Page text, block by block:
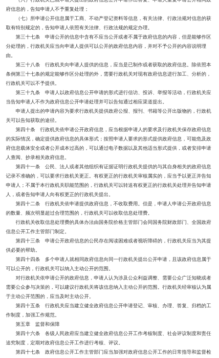
府信息的，告知申请人不予重复处理；
（七）所申请公开信息属于工商、不动产登记资料等信息，有关法律、行政法规对信息的获
取有特别规定的，告知申请人依照有关法律、行政法规的规定办理。
第三十七条 申请公开的信息中含有不应当公开或者不属于政府信息的内容，但是能够作区
分处理的，行政机关应当向申请人提供可以公开的政府信息内容，并对不予公开的内容说明理
由。
第三十八条 行政机关向申请人提供的信息，应当是已制作或者获取的政府信息。除依照本
条例第三十七条的规定能够作区分处理的外，需要行政机关对现有政府信息进行加工、分析的，
行政机关可以不予提供。
第三十九条 申请人以政府信息公开申请的形式进行信访、投诉、举报等活动，行政机关应
当告知申请人不作为政府信息公开申请处理并可以告知通过相应渠道提出。
申请人提出的申请内容为要求行政机关提供政府公报、报刊、书籍等公开出版物的，行政机
关可以告知获取的途径。
第四十条 行政机关依申请公开政府信息，应当根据申请人的要求及行政机关保存政府信息
的实际情况，确定提供政府信息的具体形式；按照申请人要求的形式提供政府信息，可能危及政
府信息载体安全或者公开成本过高的，可以通过电子数据以及其他适当形式提供，或者安排申请
人查阅、抄录相关政府信息。
第四十一条 公民、法人或者其他组织有证据证明行政机关提供的与其自身相关的政府信息
记录不准确的，可以要求行政机关更正。有权更正的行政机关审核属实的，应当予以更正并告知
申请人；不属于本行政机关职能范围的，行政机关可以转送有权更正的行政机关处理并告知申请
人，或者告知申请人向有权更正的行政机关提出。
第四十二条 行政机关依申请提供政府信息，不收取费用。但是，申请人申请公开政府信息
的数量、频次明显超过合理范围的，行政机关可以收取信息处理费。
行政机关收取信息处理费的具体办法由国务院价格主管部门会同国务院财政部门、全国政府
信息公开工作主管部门制定。
第四十三条 申请公开政府信息的公民存在阅读困难或者视听障碍的，行政机关应当为其提
供必要的帮助。
第四十四条 多个申请人就相同政府信息向同一行政机关提出公开申请，且该政府信息属于
可以公开的，行政机关可以纳入主动公开的范围。
对行政机关依申请公开的政府信息，申请人认为涉及公众利益调整、需要公众广泛知晓或者
需要公众参与决策的，可以建议行政机关将该信息纳入主动公开的范围。行政机关经审核认为属
于主动公开范围的，应当及时主动公开。
第四十五条 行政机关应当建立健全政府信息公开申请登记、审核、办理、答复、归档的工
作制度，加强工作规范。
第五章 监督和保障
第四十六条 各级人民政府应当建立健全政府信息公开工作考核制度、社会评议制度和责任
追究制度，定期对政府信息公开工作进行考核、评议。
第四十七条 政府信息公开工作主管部门应当加强对政府信息公开工作的日常指导和监督检